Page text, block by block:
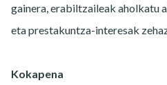
gainera, erabiltzaileak aholkatu
eta prestakuntza-interesak
Kokapena